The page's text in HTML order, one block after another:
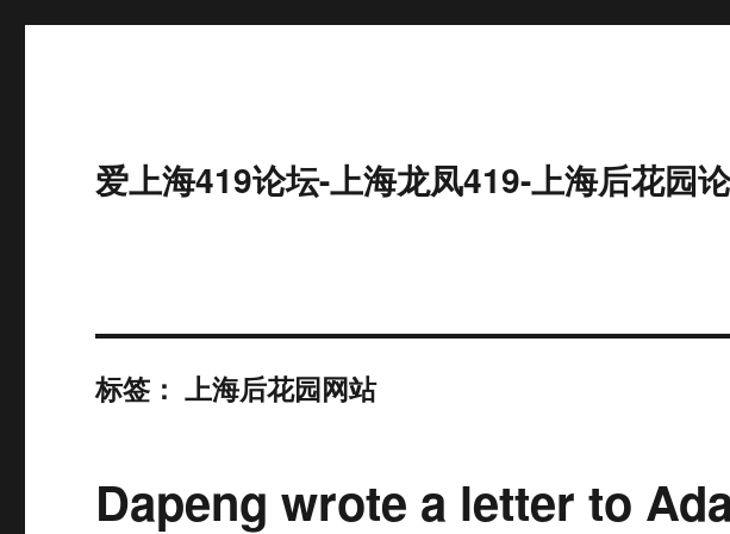
爱上海419论坛-上海龙凤419-上海后花园
标签：上海后花园网站
Dapeng wrote a letter to